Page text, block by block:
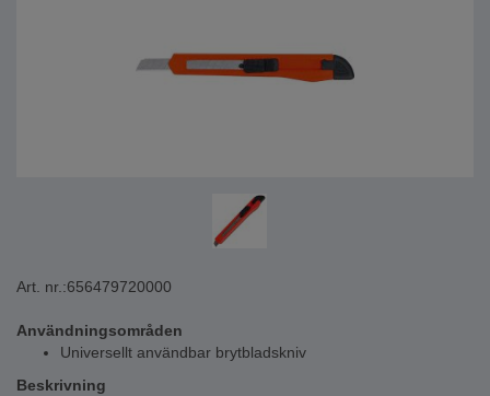
Art. nr.:656479720000
Användningsområden
Universellt användbar brytbladskniv
Beskrivning